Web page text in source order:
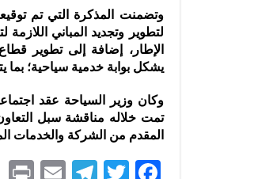
وتضمنت المذكرة التي تم
لتطوير وتجديد المباني اللازمة
الإطار، إضافة إلى تطوير
يشكل بوابة خدمية سياحية؛ بما
وكان وزير السياحة عقد
تمت خلاله مناقشة سبل
المقدم من الشركة والخدمات
F
T
T
E